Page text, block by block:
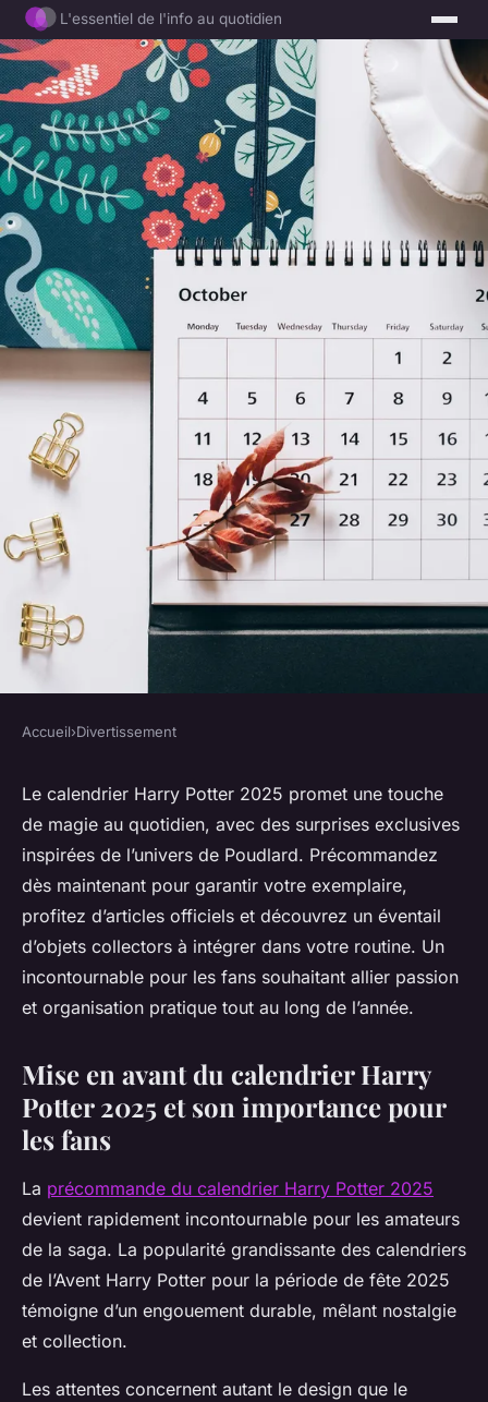
L'essentiel de l'info au quotidien
Précommandez le calendrier
Harry Potter 2025 : magie au
quotidien
Victor•11 septembre 2025•3 min de lecture
Accueil›Divertissement
Le calendrier Harry Potter 2025 promet une touche
de magie au quotidien, avec des surprises exclusives
inspirées de l’univers de Poudlard. Précommandez
dès maintenant pour garantir votre exemplaire,
profitez d’articles officiels et découvrez un éventail
d’objets collectors à intégrer dans votre routine. Un
incontournable pour les fans souhaitant allier passion
et organisation pratique tout au long de l’année.
Mise en avant du calendrier Harry
Potter 2025 et son importance pour
les fans
La précommande du calendrier Harry Potter 2025
devient rapidement incontournable pour les amateurs
de la saga. La popularité grandissante des calendriers
de l’Avent Harry Potter pour la période de fête 2025
témoigne d’un engouement durable, mêlant nostalgie
et collection.
Les attentes concernent autant le design que le